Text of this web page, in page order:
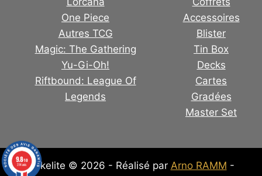
One Piece
Autres TCG
Magic: The Gathering
Yu-Gi-Oh!
Riftbound: League Of
Legends
Accessoires
Blister
Tin Box
Decks
Cartes
Gradées
Master Set
Pokelite © 2026 - Réalisé par Arno RAMM -
9.8/10
314 avis